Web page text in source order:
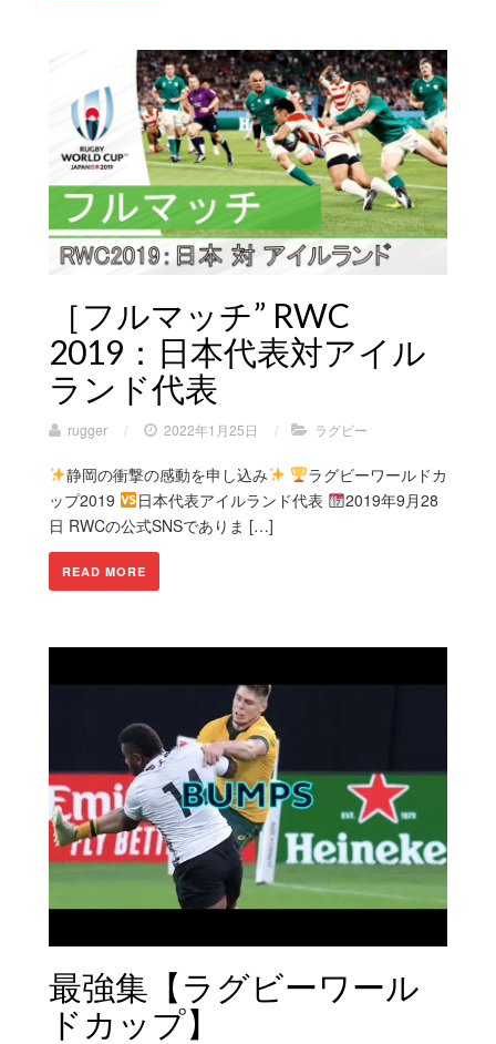
［フルマッチ” RWC
2019：日本代表対アイル
ランド代表
rugger / 2022年1月25日 / ラグビー
静岡の衝撃の感動を申し込み
ラグビーワールドカ
ップ2019
日本代表アイルランド代表
2019年9月28
日 RWCの公式SNSでありま […]
READ MORE
最強集【ラグビーワール
ドカップ】